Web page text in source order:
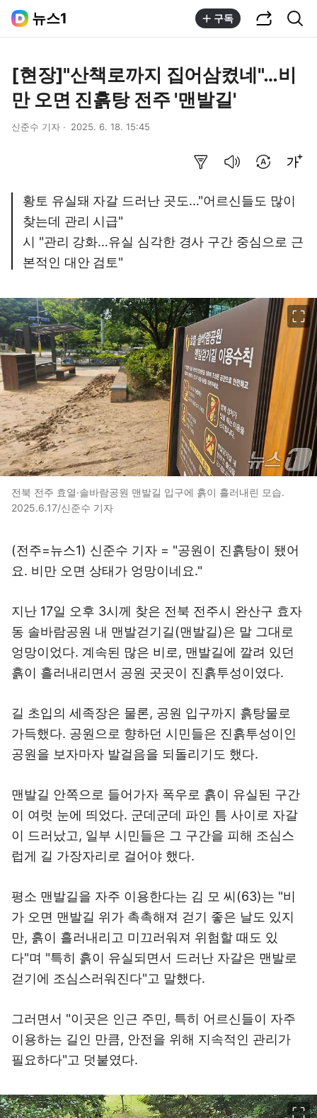
뉴스1 구독
[현장]"산책로까지 집어삼켰네"…비
만 오면 진흙탕 전주 '맨발길'
신준수 기자 2025. 6. 18. 15:45
황토 유실돼 자갈 드러난 곳도…"어르신들도 많이
찾는데 관리 시급"
시 "관리 강화…유실 심각한 경사 구간 중심으로 근
본적인 대안 검토"
전북 전주 효열·솔바람공원 맨발길 입구에 흙이 흘러내린 모습.
2025.6.17/신준수 기자
(전주=뉴스1) 신준수 기자 = "공원이 진흙탕이 됐어
요. 비만 오면 상태가 엉망이네요."
지난 17일 오후 3시께 찾은 전북 전주시 완산구 효자
동 솔바람공원 내 맨발걷기길(맨발길)은 말 그대로
엉망이었다. 계속된 많은 비로, 맨발길에 깔려 있던
흙이 흘러내리면서 공원 곳곳이 진흙투성이였다.
길 초입의 세족장은 물론, 공원 입구까지 흙탕물로
가득했다. 공원으로 향하던 시민들은 진흙투성이인
공원을 보자마자 발걸음을 되돌리기도 했다.
맨발길 안쪽으로 들어가자 폭우로 흙이 유실된 구간
이 여럿 눈에 띄었다. 군데군데 파인 틈 사이로 자갈
이 드러났고, 일부 시민들은 그 구간을 피해 조심스
럽게 길 가장자리로 걸어야 했다.
평소 맨발길을 자주 이용한다는 김 모 씨(63)는 "비
가 오면 맨발길 위가 촉촉해져 걷기 좋은 날도 있지
만, 흙이 흘러내리고 미끄러워져 위험할 때도 있
다"며 "특히 흙이 유실되면서 드러난 자갈은 맨발로
걷기에 조심스러워진다"고 말했다.
그러면서 "이곳은 인근 주민, 특히 어르신들이 자주
이용하는 길인 만큼, 안전을 위해 지속적인 관리가
필요하다"고 덧붙였다.